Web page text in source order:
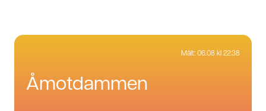
Målt: 06.08 kl 22:38
åmotdammen